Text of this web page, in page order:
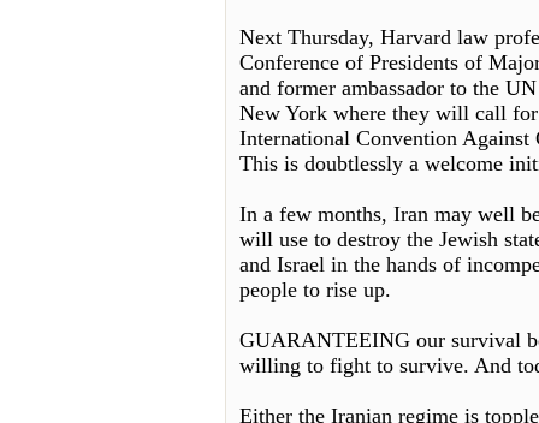
Next Thursday, Harvard law
Conference of Presidents of
and former ambassador to the
New York where they will call
International Convention
This is doubtlessly a welcome
In a few months, Iran may well
will use to destroy the Jewish
and Israel in the hands of
people to rise up.
GUARANTEEING our survival
willing to fight to survive. And
Either the Iranian regime is